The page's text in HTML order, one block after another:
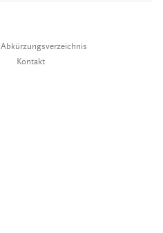
Abkürzungsverzeichnis
Kontakt